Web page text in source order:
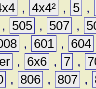
, 4x4² , 5 ,
, 505 , 507 ,
, 601 , 604
, 6x6 , 7 ,
, 806 , 807 ,